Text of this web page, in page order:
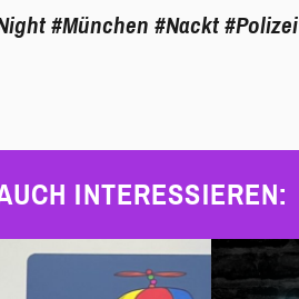
#München #Nackt #Polizei
INTERESSIEREN: